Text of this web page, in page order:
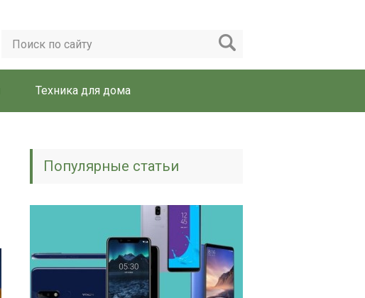
Техника для дома
Популярные статьи